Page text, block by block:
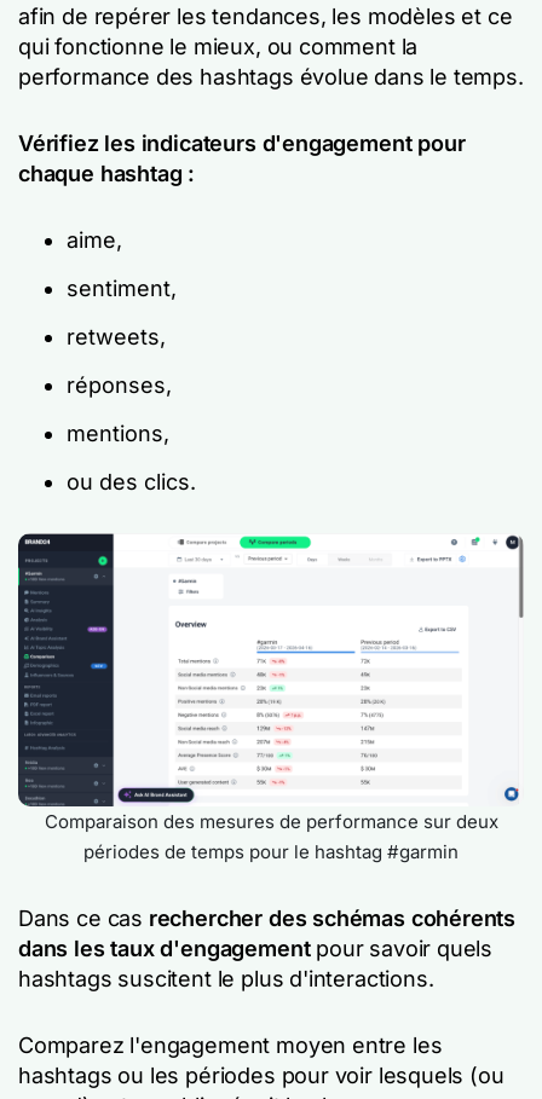
afin de repérer les tendances, les modèles et ce
qui fonctionne le mieux, ou comment la
performance des hashtags évolue dans le temps.
Vérifiez les indicateurs d'engagement pour
chaque hashtag :
aime,
sentiment,
retweets,
réponses,
mentions,
ou des clics.
Comparaison des mesures de performance sur deux
périodes de temps pour le hashtag #garmin
Dans ce cas rechercher des schémas cohérents
dans les taux d'engagementpour savoir quels
hashtags suscitent le plus d'interactions.
Comparez l'engagement moyen entre les
hashtags ou les périodes pour voir lesquels (ou